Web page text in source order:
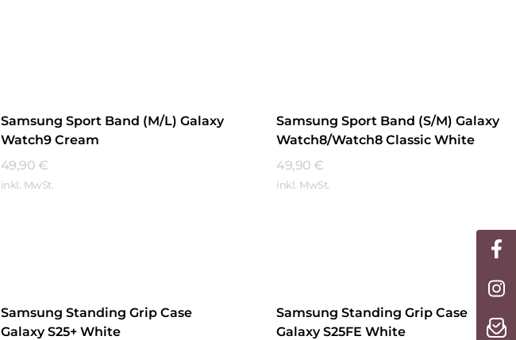
Samsung Sport Band (M/L) Galaxy
Watch9 Cream
49,90 €
inkl. MwSt.
Samsung Sport Band (S/M) Galaxy
Watch8/Watch8 Classic White
49,90 €
inkl. MwSt.
Samsung Standing Grip Case
Galaxy S25+ White
Samsung Standing Grip Case
Galaxy S25FE White